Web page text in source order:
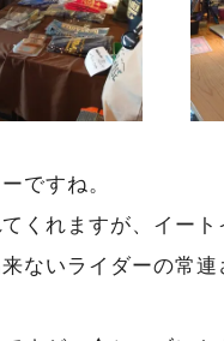
ですね。
くれますが、イート
ないライダーの常連